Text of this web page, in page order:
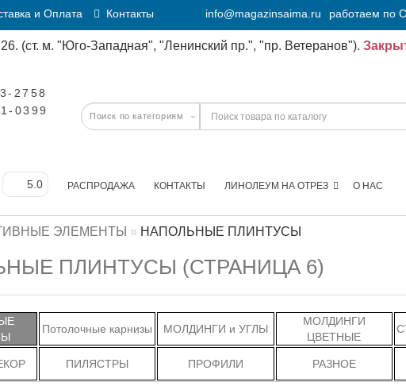
и Оплата Контакты info@magazinsaima.ru работаем по
(ст. м. "Юго-Западная", "Ленинский пр.", "пр. Ветеранов").
2758
0399
РАСПРОДАЖА КОНТАКТЫ О НАС
ЛИНОЛЕУМ НА ОТРЕЗ
ЭЛЕМЕНТЫ НАПОЛЬНЫЕ ПЛИНТУСЫ
ПЛИНТУСЫ (СТРАНИЦА 6)
Потолочные карнизы МОЛДИНГИ и УГЛЫ
МОЛДИНГИ
ЦВЕТНЫЕ
ПИЛЯСТРЫ ПРОФИЛИ РАЗНОЕ